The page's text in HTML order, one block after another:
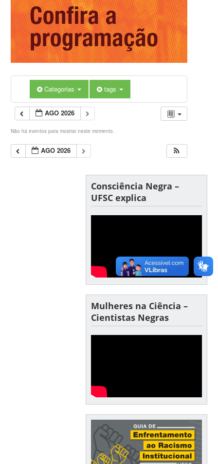
Categorias tags
AGO 2026
Não há eventos para mostrar neste momento.
AGO 2026
Consciência Negra –
UFSC explica
Mulheres na Ciência –
Cientistas Negras